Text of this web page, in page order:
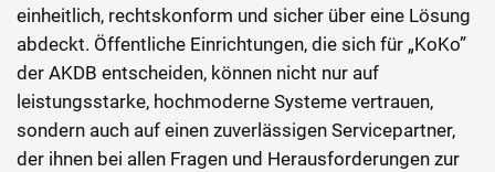
einheitlich, rechtskonform und sicher über eine Lösung
abdeckt. Öffentliche Einrichtungen, die sich für „KoKo”
der AKDB entscheiden, können nicht nur auf
leistungsstarke, hochmoderne Systeme vertrauen,
sondern auch auf einen zuverlässigen Servicepartner,
der ihnen bei allen Fragen und Herausforderungen zur